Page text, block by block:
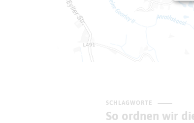
SCHLAGWORTE
So ordnen wir